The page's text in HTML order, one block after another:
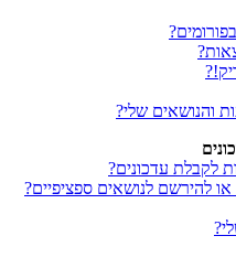
והנושאים שלי?
לקבלת עדכונים?
או להירשם לנושאים ספציפיים?